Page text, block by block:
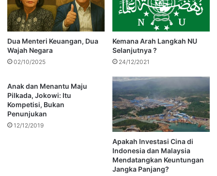
Dua Menteri Keuangan, Dua
Wajah Negara
02/10/2025
Kemana Arah Langkah NU
Selanjutnya ?
24/12/2021
Anak dan Menantu Maju
Pilkada, Jokowi: Itu
Kompetisi, Bukan
Penunjukan
12/12/2019
Apakah Investasi Cina di
Indonesia dan Malaysia
Mendatangkan Keuntungan
Jangka Panjang?